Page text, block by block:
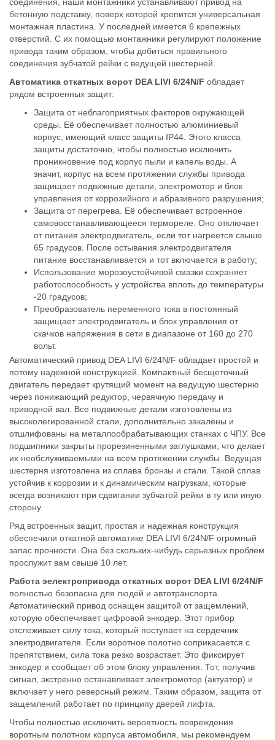
бетонную подставку, поверх которой крепится универсальная
монтажная пластина. У последней имеется 6 крепежных
отверстий. С их помощью монтажники регулируют положение
привода таким образом, чтобы добиться правильного
соединения зубчатой рейки с ведущей шестерней.
Автоматика откатных ворот DEA LIVI 6/24N/F обладает
рядом встроенных защит:
Защита от неблагоприятных факторов окружающей
среды. Её обеспечивает полностью алюминиевый
корпус, имеющий класс защиты IP44. Этого класса
защиты достаточно, чтобы полностью исключить
проникновение под корпус пыли и капель воды. А
значит, корпус на всем протяжении службы привода
защищает подвижные детали, электромотор и блок
управления от коррозийного и абразивного разрушения;
Защита от перегрева. Её обеспечивает встроенное
самовосстанавливающееся термореле. Оно отключает
от питания электродвигатель, если тот нагреется свыше
65 градусов. После остывания электродвигателя
питание восстанавливается и тот включается в работу;
Использование морозоустойчивой смазки сохраняет
работоспособность у устройства вплоть до температуры
-20 градусов;
Преобразователь переменного тока в постоянный
защищает электродвигатель и блок управления от
скачков напряжения в сети в диапазоне от 160 до 270
вольт.
Автоматический привод DEA LIVI 6/24N/F обладает простой и
потому надежной конструкцией. Компактный бесщеточный
двигатель передает крутящий момент на ведущую шестерню
через понижающий редуктор, червячную передачу и
приводной вал. Все подвижные детали изготовлены из
высоколегированной стали, дополнительно закалены и
отшлифованы на металлообрабатывающих станках с ЧПУ. Все
подшипники закрыты прорезиненными заглушками, что делает
их необслуживаемыми на всем протяжении службы. Ведущая
шестерня изготовлена из сплава бронзы и стали. Такой сплав
устойчив к коррозии и к динамическим нагрузкам, которые
всегда возникают при сдвигании зубчатой рейки в ту или иную
сторону.
Ряд встроенных защит, простая и надежная конструкция
обеспечили откатной автоматике DEA LIVI 6/24N/F огромный
запас прочности. Она без скольких-нибудь серьезных проблем
прослужит вам свыше 10 лет.
Работа эелектропривода откатных ворот DEA LIVI 6/24N/F
полностью безопасна для людей и автотранспорта.
Автоматический привод оснащен защитой от защемлений,
которую обеспечивает цифровой энкодер. Этот прибор
отслеживает силу тока, который поступает на сердечник
электродвигателя. Если воротное полотно соприкасается с
препятствием, сила тока резко возрастает. Это фиксирует
энкодер и сообщает об этом блоку управления. Тот, получив
сигнал, экстренно останавливает электромотор (актуатор) и
включает у него реверсный режим. Таким образом, защита от
защемлений работает по принципу дверей лифта.
Чтобы полностью исключить вероятность повреждения
воротным полотном корпуса автомобиля, мы рекомендуем